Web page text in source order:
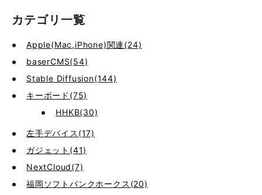
カテゴリ一覧
Apple(Mac,iPhone)関連(24)
baserCMS(54)
Stable Diffusion(144)
キーボード(75)
HHKB(30)
左手デバイス(17)
ガジェット(41)
NextCloud(7)
福岡ソフトバンクホークス(20)